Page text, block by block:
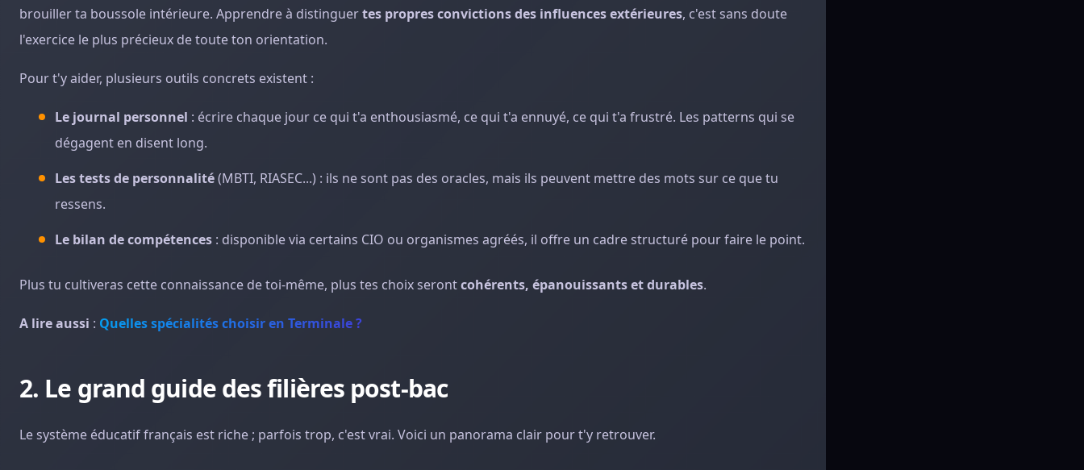
brouiller ta boussole intérieure. Apprendre à distinguertes propres convictions des influences extérieures, c'est sans doute
l'exercice le plus précieux de toute ton orientation.
Pour t'y aider, plusieurs outils concrets existent :
Le journal personnel : écrire chaque jour ce qui t'a enthousiasmé, ce qui t'a ennuyé, ce qui t'a frustré. Les patterns qui se
dégagent en disent long.
Les tests de personnalité(MBTI, RIASEC...) : ils ne sont pas des oracles, mais ils peuvent mettre des mots sur ce que tu
ressens.
Le bilan de compétences : disponible via certains CIO ou organismes agréés, il offre un cadre structuré pour faire le point.
Plus tu cultiveras cette connaissance de toi-même, plus tes choix serontcohérents, épanouissants et durables.
A lire aussi : Quelles spécialités choisir en Terminale ?
2. Le grand guide des filières post-bac
Le système éducatif français est riche ; parfois trop, c'est vrai. Voici un panorama clair pour t'y retrouver.